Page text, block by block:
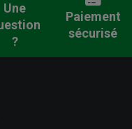
Une
?
Paiement
sécurisé